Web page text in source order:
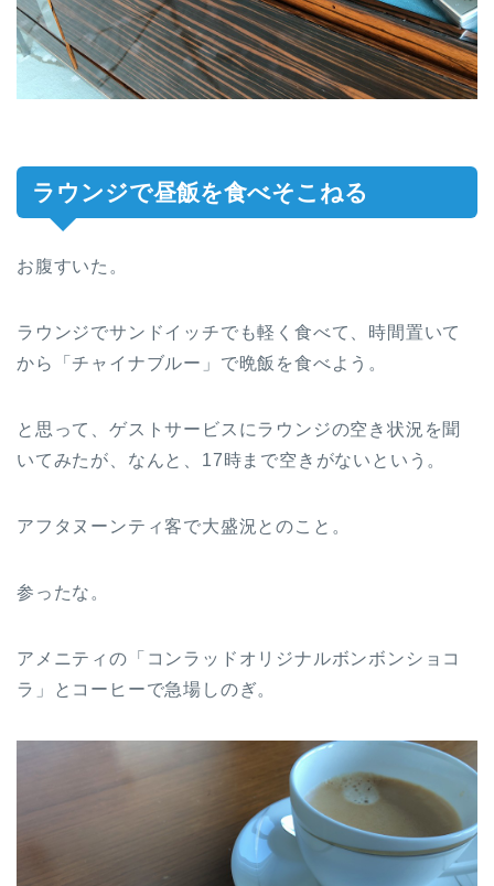
ラウンジで昼飯を食べそこねる
お腹すいた。
ラウンジでサンドイッチでも軽く食べて、時間置いて
から「チャイナブルー」で晩飯を食べよう。
と思って、ゲストサービスにラウンジの空き状況を聞
いてみたが、なんと、17時まで空きがないという。
アフタヌーンティ客で大盛況とのこと。
参ったな。
アメニティの「コンラッドオリジナルボンボンショコ
ラ」とコーヒーで急場しのぎ。